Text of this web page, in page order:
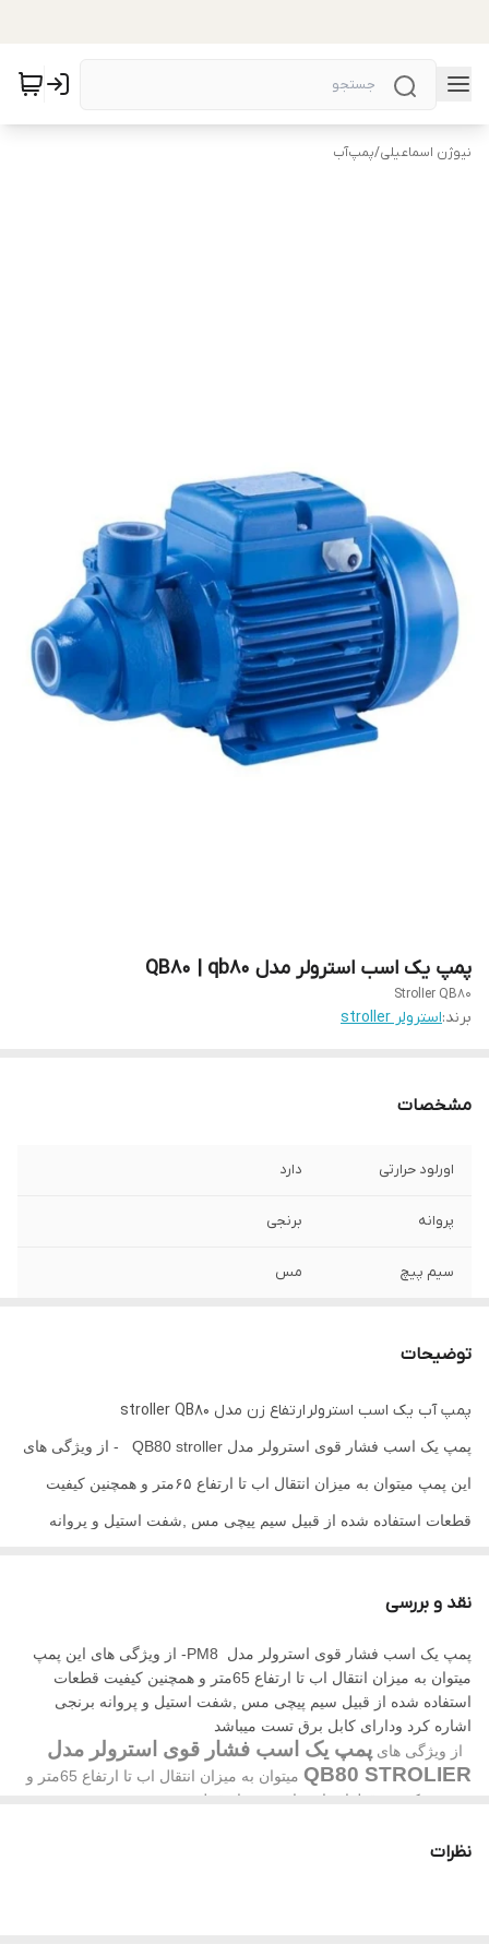
نیوژن اسماعیلی/پمپ‌آب
پمپ یک اسب استرولر مدل QB80 | qb80
StrolIer QB80
برند:استرولر stroller
مشخصات
اورلود حرارتی دارد
پروانه برنجی
سیم پیچ مس
توضیحات
پمپ آب یک اسب استرولر ارتفاع زن مدل stroller QB80
پمپ یک اسب فشار قوی استرولر مدل QB80 stroller - از ویژگی های
این پمپ میتوان به میزان انتقال اب تا ارتفاع ۶۵متر و همچنین کیفیت
قطعات استفاده شده از قبیل سیم پیچی مس ,شفت استیل و پروانه
نقد و بررسی
پمپ یک اسب فشار قوی استرولر مدل PM8- از ویژگی های این پمپ
میتوان به میزان انتقال اب تا ارتفاع 65متر و همچنین کیفیت قطعات
استفاده شده از قبیل سیم پیچی مس ,شفت استیل و پروانه برنجی
اشاره کرد ودارای کابل برق تست میباشد
از ویژگی های پمپ یک اسب فشار قوی استرولر مدل
QB80 STROLIER
میتوان به میزان انتقال اب تا ارتفاع 65متر و
همچنین کیفیت قطعات استفاده شده از قبیل سیم پیچی مس ,شفت
این پمپ بیشتر در مصارف خانگی، آبیاری فضای سبز (چمن) و باغ و....
نظرات